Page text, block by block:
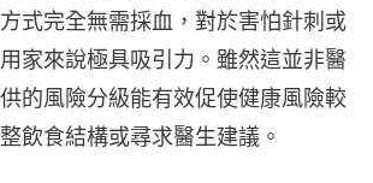
式完全無需採血，對於害怕針刺或
家來說極具吸引力。雖然這並非醫
的風險分級能有效促使健康風險較
飲食結構或尋求醫生建議。